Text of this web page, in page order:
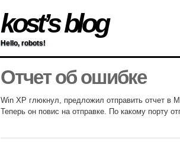
kost’s blog
Hello, robots!
Отчет об ошибке
Win XP глюкнул, предложил отправить отчет в
Теперь он повис на отправке. По какому порту